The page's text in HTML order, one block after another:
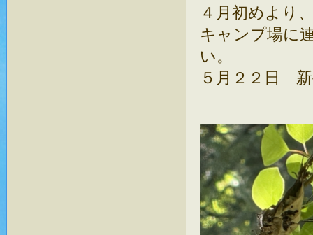
４月初めより
キャンプ場に
い。
５月２２日